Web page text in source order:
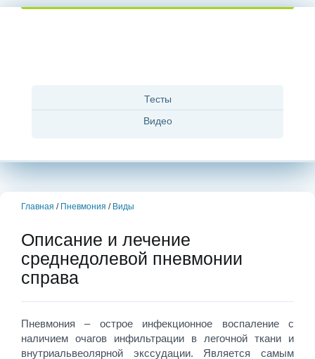
Тесты
Видео
Главная / Пневмония / Виды
Описание и лечение
среднедолевой пневмонии
справа
Пневмония – острое инфекционное воспаление с
наличием очагов инфильтрации в легочной ткани и
внутриальвеолярной эксcудации. Является самым